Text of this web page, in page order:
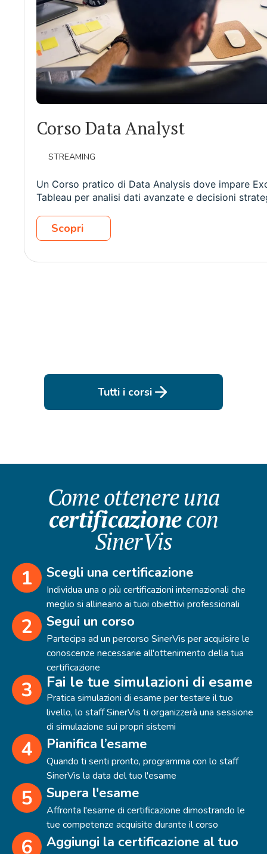
Corso Data Analyst
STREAMING
Un Corso pratico di Data Analysis dove impare
Tableau per analisi dati avanzate e decisioni
Scopri
Tutti i corsi
Come ottenere una
certificazionecon
SinerVis
Scegli una certificazione
Individua una o più certificazioni internazionali che
meglio si allineano ai tuoi obiettivi professionali
Segui un corso
Partecipa ad un percorso SinerVis per acquisire le
conoscenze necessarie all'ottenimento della tua
certificazione
Fai le tue simulazioni di esame
Pratica simulazioni di esame per testare il tuo
livello, lo staff SinerVis ti organizzerà una sessione
di simulazione sui propri sistemi
Pianifica l’esame
Quando ti senti pronto, programma con lo staff
SinerVis la data del tuo l'esame
Supera l'esame
Affronta l'esame di certificazione dimostrando le
tue competenze acquisite durante il corso
Aggiungi la certificazione al tuo